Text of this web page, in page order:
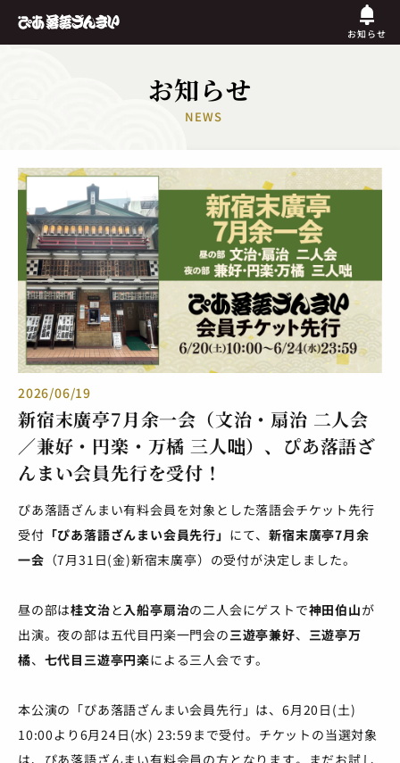
お知らせ
お知らせ
NEWS
2026/06/19
新宿末廣亭7月余一会（文治・扇治 二人会
／兼好・円楽・万橘 三人咄）、ぴあ落語ざ
んまい会員先行を受付！
ぴあ落語ざんまい有料会員を対象とした落語会チケット先行
受付 「ぴあ落語ざんまい会員先行」 にて、新宿末廣亭7月余
一会 （7月31日(金)新宿末廣亭）の受付が決定しました。
昼の部は桂文治と 入船亭扇治の二人会にゲストで神田伯山が
出演。夜の部は五代目円楽一門会の三遊亭兼好、 三遊亭万
橘、 七代目三遊亭円楽による三人会です。
本公演の「ぴあ落語ざんまい会員先行」は、6月20日(土)
10:00より6月24日(水) 23:59まで受付。チケットの当選対象
は、ぴあ落語ざんまい有料会員の方となります。まだお試し